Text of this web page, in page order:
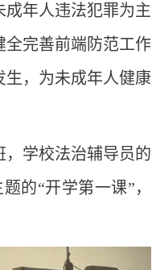
年人违法犯罪为主
全完善前端防范工作
生，为未成年人健康
，学校法治辅导员的
的“开学第一课”，